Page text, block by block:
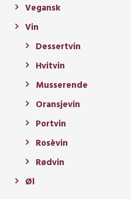
Vegansk
Vin
Dessertvin
Hvitvin
Musserende
Oransjevin
Portvin
Rosèvin
Rødvin
Øl